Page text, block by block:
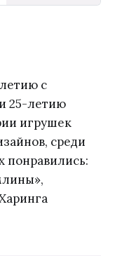
с
25-летию
игрушек
среди
понравились: